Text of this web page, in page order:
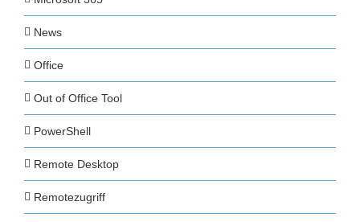
News
Office
Out of Office Tool
PowerShell
Remote Desktop
Remotezugriff